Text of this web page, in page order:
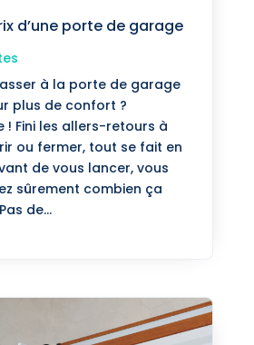
d’une porte de garage
à la porte de garage
plus de confort ?
! Fini les allers-retours à
ou fermer, tout se fait en
de vous lancer, vous
sûrement combien ça
de...